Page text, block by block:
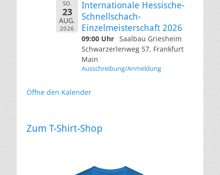
SO.
23
AUG.
2026
Internationale Hessische-
Schnellschach-
Einzelmeisterschaft 2026
09:00 Uhr Saalbau Griesheim
Schwarzerlenweg 57, Frankfurt
Main
Ausschreibung/Anmeldung
Öffne den Kalender
Zum T-Shirt-Shop